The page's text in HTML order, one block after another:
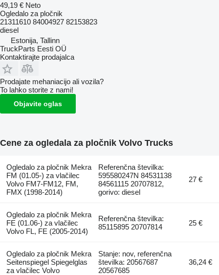
49,19 € Neto
Ogledalo za pločnik
21311610 84004927 82153823
diesel
Estonija, Tallinn
TruckParts Eesti OÜ
Kontaktirajte prodajalca
Prodajate mehaniacijo ali vozila?
To lahko storite z nami!
Objavite oglas
Cene za ogledala za pločnik Volvo Trucks
Ogledalo za pločnik Mekra
FM (01.05-) za vlačilec
Volvo FM7-FM12, FM,
FMX (1998-2014)
Referenčna številka:
595580247N 84531138
84561115 20707812,
gorivo: diesel
27 €
Ogledalo za pločnik Mekra
FE (01.06-) za vlačilec
Volvo FL, FE (2005-2014)
Referenčna številka:
85115895 20707814
25 €
Ogledalo za pločnik Mekra
Seitenspiegel Spiegelglas
za vlačilec Volvo
Stanje: nov, referenčna
številka: 20567687
20567685
36,24 €